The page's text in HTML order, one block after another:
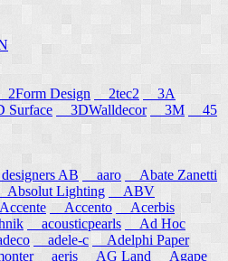
2Form Design 2tec2
3A
Surface 3DWalldecor 3M
45
AB aaro
Abate Zanetti
Absolut Lighting
ABV
Accento
Acerbis
acousticpearls
Ad Hoc
adele-c
Adelphi Paper
aeris AG Land Agape